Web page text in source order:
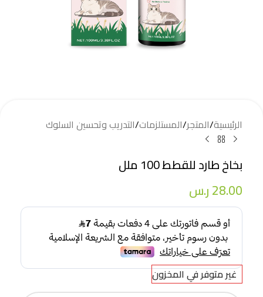
الرئيسية/المتجر/المستلزمات/التدريب وتحسين السلوك
بخاخ طارد للقطط 100 ملل
28.00ر.س
غير متوفر في المخزون